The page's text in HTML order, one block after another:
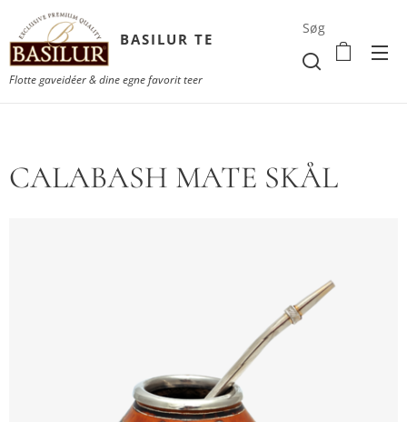
BASILUR TE
Flotte gaveidéer & dine egne favorit teer
Søg
CALABASH MATE SKÅL